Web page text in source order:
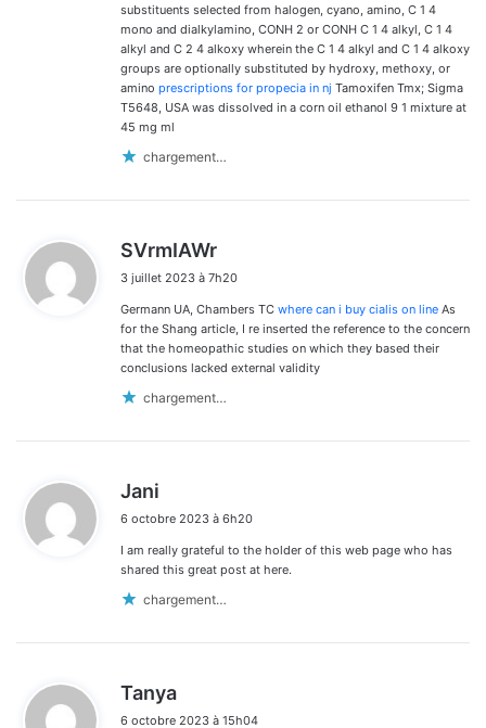
substituents selected from halogen, cyano, amino, C 1 4
mono and dialkylamino, CONH 2 or CONH C 1 4 alkyl, C 1 4
alkyl and C 2 4 alkoxy wherein the C 1 4 alkyl and C 1 4 alkoxy
groups are optionally substituted by hydroxy, methoxy, or
amino prescriptions for propecia in nj Tamoxifen Tmx; Sigma
T5648, USA was dissolved in a corn oil ethanol 9 1 mixture at
45 mg ml
chargement…
SVrmIAWr
t
:
3 juillet 2023 à 7h20
Germann UA, Chambers TC where can i buy cialis on line As
for the Shang article, I re inserted the reference to the concern
that the homeopathic studies on which they based their
conclusions lacked external validity
chargement…
Jani
t
6 octobre 2023 à 6h20
I am really grateful to the holder of this web page who has
shared this great post at here.
chargement…
Tanya
6 octobre 2023 à 15h04